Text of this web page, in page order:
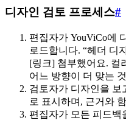
디자인 검토 프로세스#
편집자가 YouViCo에
로드합니다. “헤더 디
[링크] 첨부했어요. 컬
어느 방향이 더 맞는
검토자가 디자인을 보
로 표시하며, 근거와
편집자가 모든 피드백